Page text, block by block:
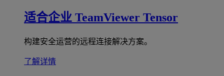
适合企业 TeamViewer Tensor
构建安全运营的远程连接解决方案。
了解详情